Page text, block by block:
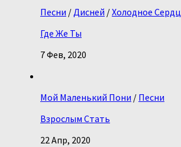
Песни / Дисней /Холодное
Где Же Ты
7 Фев, 2020
Мой Маленький Пони / Песни
Взрослым Стать
22 Апр, 2020